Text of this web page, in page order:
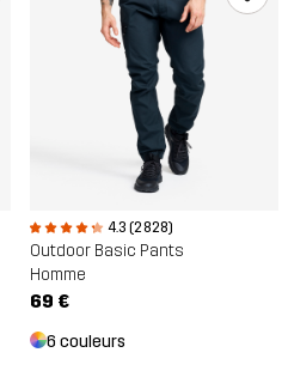
4.3 (2 828)
Outdoor Basic Pants
Homme
69 €
6 couleurs